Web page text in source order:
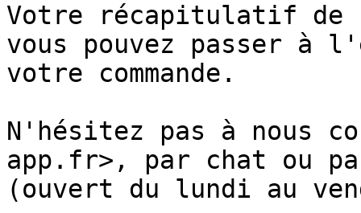
Votre récapitulatif de
vous pouvez passer à
votre commande.
N'hésitez pas à nous
app.fr>, par chat ou
(ouvert du lundi au